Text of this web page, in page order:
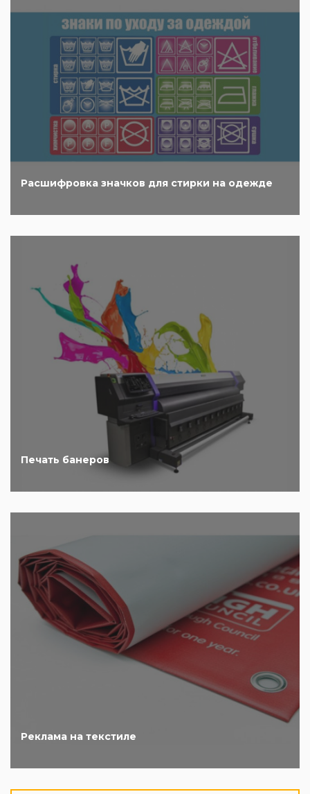
Расшифровка значков для стирки на одежде
Печать банеров
Реклама на текстиле